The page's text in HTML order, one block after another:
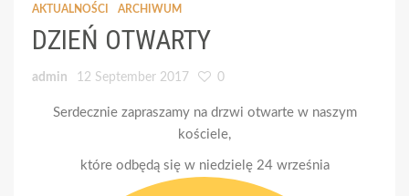
AKTUALNOŚCI ARCHIWUM
DZIEŃ OTWARTY
admin 12 September 2017 0
Serdecznie zapraszamy na drzwi otwarte w naszym
kościele,
które odbędą się w niedzielę 24 września